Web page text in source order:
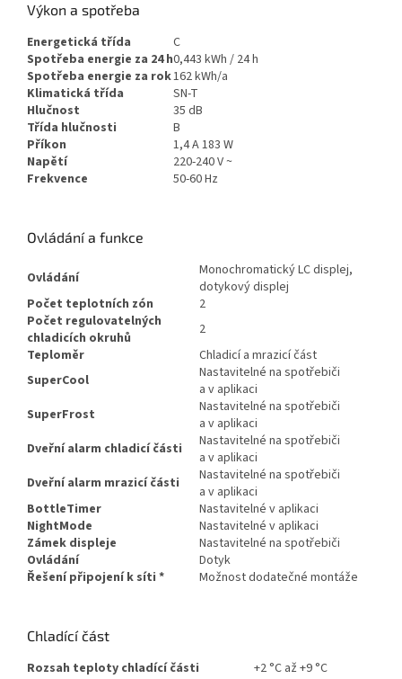
Výkon a spotřeba
Energetická třída
C
Spotřeba energie za 24 h0,443 kWh / 24 h
Spotřeba energie za rok162 kWh/a
Klimatická třída
SN-T
Hlučnost
35 dB
Třída hlučnosti
B
Příkon
1,4 A 183 W
Napětí
220-240 V ~
Frekvence
50-60 Hz
Ovládání a funkce
Ovládání
Monochromatický LC displej,
dotykový displej
Počet teplotních zón
2
Počet regulovatelných
chladicích okruhů
2
Teploměr
Chladicí a mrazicí část
SuperCool
Nastavitelné na spotřebiči
a v aplikaci
SuperFrost
Nastavitelné na spotřebiči
a v aplikaci
Dveřní alarm chladicí části
Nastavitelné na spotřebiči
a v aplikaci
Dveřní alarm mrazicí části
Nastavitelné na spotřebiči
a v aplikaci
BottleTimer
Nastavitelné v aplikaci
NightMode
Nastavitelné v aplikaci
Zámek displeje
Nastavitelné na spotřebiči
Ovládání
Dotyk
Řešení připojení k síti * Možnost dodatečné montáže
Chladící část
Rozsah teploty chladící části
+2 °C až +9 °C